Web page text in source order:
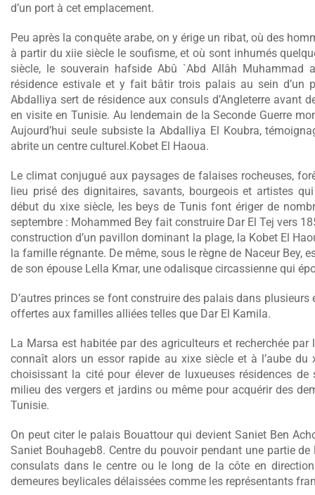
d’un port à cet emplacement.
Peu après la conquête arabe, on y érige un ribat, où des
à partir du xiie siècle le soufisme, et où sont inhumés
siècle, le souverain hafside Abû `Abd Allâh Muhammad
résidence estivale et y fait bâtir trois palais au sein d’un
Abdalliya sert de résidence aux consuls d’Angleterre avant
en visite en Tunisie. Au lendemain de la Seconde Guerre
Aujourd’hui seule subsiste la Abdalliya El Koubra,
abrite un centre culturel.Kobet El Haoua.
Le climat conjugué aux paysages de falaises rocheuses,
lieu prisé des dignitaires, savants, bourgeois et artistes
début du xixe siècle, les beys de Tunis font ériger de
septembre : Mohammed Bey fait construire Dar El Tej vers
construction d’un pavillon dominant la plage, la Kobet El
la famille régnante. De même, sous le règne de Naceur Bey,
de son épouse Lella Kmar, une odalisque circassienne qui
D’autres princes se font construire des palais dans
offertes aux familles alliées telles que Dar El Kamila.
La Marsa est habitée par des agriculteurs et recherchée
connaît alors un essor rapide au xixe siècle et à l’aube du
choisissant la cité pour élever de luxueuses résidences
milieu des vergers et jardins ou même pour acquérir des
Tunisie.
On peut citer le palais Bouattour qui devient Saniet Ben
Saniet Bouhageb8. Centre du pouvoir pendant une partie
consulats dans le centre ou le long de la côte en
demeures beylicales délaissées comme les représentants